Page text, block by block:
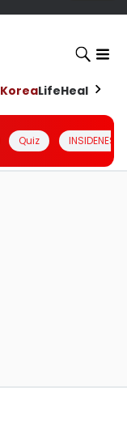
KoreaLifeHealth
Quiz INSIDENESIA